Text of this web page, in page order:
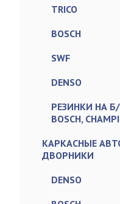
TRICO
BOSCH
SWF
DENSO
РЕЗИНКИ НА
BOSCH,
КАРКАСНЫЕ
ДВОРНИКИ
DENSO